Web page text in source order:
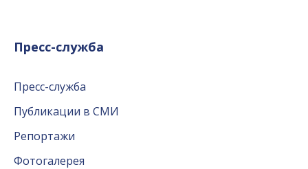
Пресс-служба
Пресс-служба
Публикации в СМИ
Репортажи
Фотогалерея